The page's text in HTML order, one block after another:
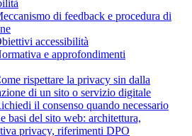
di feedback e procedura di
accessibilità
e approfondimenti
rispettare la privacy sin dalla
di un sito o servizio digitale
il consenso quando necessario
basi del sito web: architettura,
privacy, riferimenti DPO